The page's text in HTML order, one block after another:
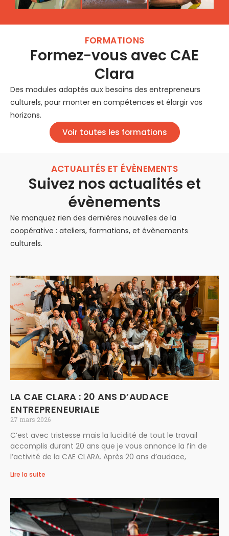
FORMATIONS
Formez-vous avec CAE
Clara
Des modules adaptés aux besoins des entrepreneurs
culturels, pour monter en compétences et élargir vos
horizons.
Voir toutes les formations
ACTUALITÉS ET ÉVÈNEMENTS
Suivez nos actualités et
évènements
Ne manquez rien des dernières nouvelles de la
coopérative : ateliers, formations, et évènements
culturels.
LA CAE CLARA : 20 ANS D’AUDACE
ENTREPRENEURIALE
27 mars 2026
C’est avec tristesse mais la lucidité de tout le travail
accomplis durant 20 ans que je vous annonce la fin de
l’activité de la CAE CLARA. Après 20 ans d’audace,
Lire la suite